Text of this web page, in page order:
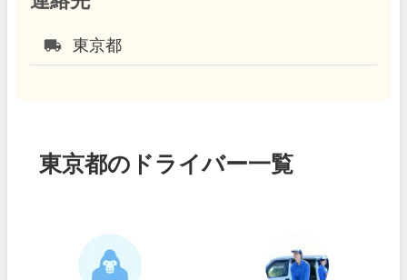
local_shipping 東京都
東京都のドライバー一覧